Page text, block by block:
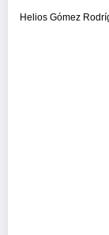
Helios Gómez